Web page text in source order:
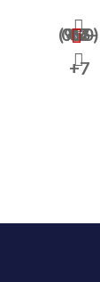
+7 (950) 065-47-82
+7